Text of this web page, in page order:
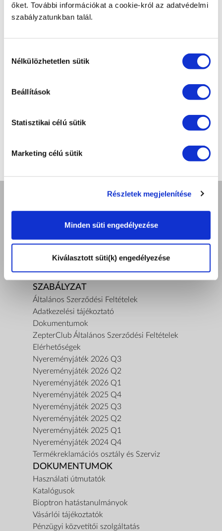
őket. További információkat a cookie-król az adatvédelmi
szabályzatunkban talál.
kiválasztása
Nélkülözhetetlen sütik
Beállítások
Statisztikai célú sütik
Marketing célú sütik
Részletek megjelenítése
Minden süti engedélyezése
Kiválasztott süti(k) engedélyezése
TERMÉK NEVE
1,5
1,3
A küldetésünk
Termékbemutatót kérek
Termékbiztonsági tájékoztató
SZABÁLYZAT
Általános Szerződési Feltételek
Adatkezelési tájékoztató
Dokumentumok
ZepterClub Általános Szerződési Feltételek
Elérhetőségek
Nyereményjáték 2026 Q3
Nyereményjáték 2026 Q2
Nyereményjáték 2026 Q1
Nyereményjáték 2025 Q4
Nyereményjáték 2025 Q3
Nyereményjáték 2025 Q2
Nyereményjáték 2025 Q1
Nyereményjáték 2024 Q4
Termékreklamációs osztály és Szerviz
DOKUMENTUMOK
Használati útmutatók
Katalógusok
Bioptron hatástanulmányok
Vásárlói tájékoztatók
Pénzügyi közvetítői szolgáltatás